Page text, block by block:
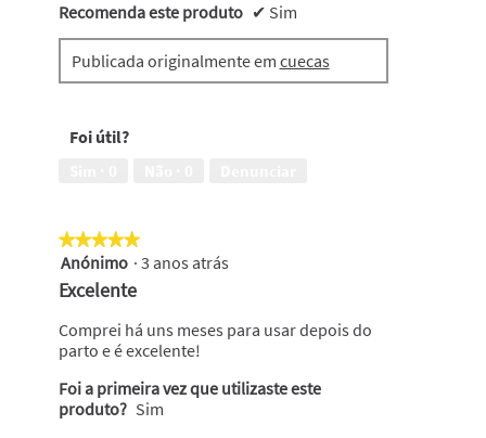
Recomenda este produto ✔ Sim
Publicada originalmente em cuecas
Foi útil?
★★★★★
★★★★★
5
em
Anónimo · 3 anos atrás
Excelente
Comprei há uns meses para usar depois do
parto e é excelente!
Foi a primeira vez que utilizaste este
produto? Sim